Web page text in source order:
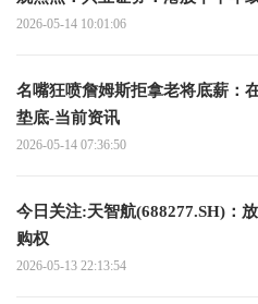
2026-05-14 10:01:06
名嘴狂喷詹姆斯拒拿老将底薪：
垫底-当前资讯
2026-05-14 07:36:50
今日关注:天智航(688277.SH)：
购权
2026-05-13 22:13:54